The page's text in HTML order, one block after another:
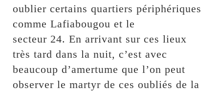
oublier certains quartiers périphériques
comme Lafiabougou et le
secteur 24. En arrivant sur ces lieux
très tard dans la nuit, c’est avec
beaucoup d’amertume que l’on peut
observer le martyr de ces oubliés de la